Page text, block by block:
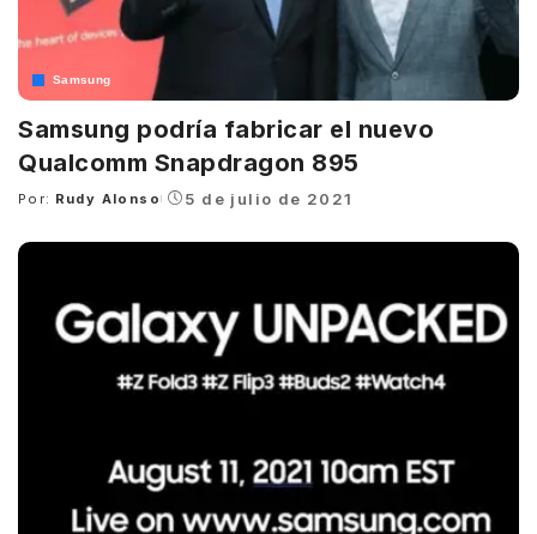
Samsung
Samsung podría fabricar el nuevo
Qualcomm Snapdragon 895
Posted
Por: Rudy Alonso 5 de julio de 2021